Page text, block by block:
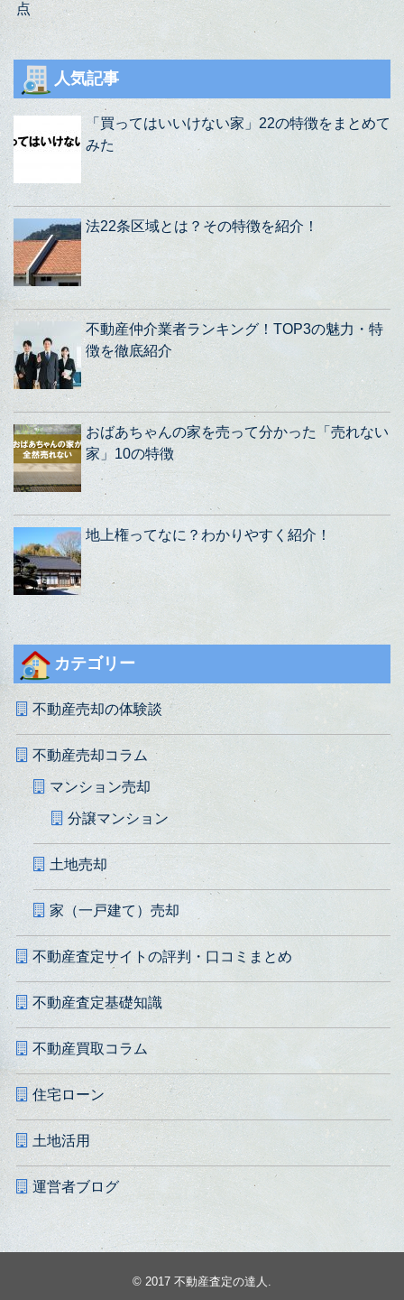
点
人気記事
「買ってはいいけない家」22の特徴をまとめて
みた
法22条区域とは？その特徴を紹介！
不動産仲介業者ランキング！TOP3の魅力・特
徴を徹底紹介
おばあちゃんの家を売って分かった「売れない
家」10の特徴
地上権ってなに？わかりやすく紹介！
カテゴリー
不動産売却の体験談
不動産売却コラム
マンション売却
分譲マンション
土地売却
家（一戸建て）売却
不動産査定サイトの評判・口コミまとめ
不動産査定基礎知識
不動産買取コラム
住宅ローン
土地活用
運営者ブログ
© 2017 不動産査定の達人 .